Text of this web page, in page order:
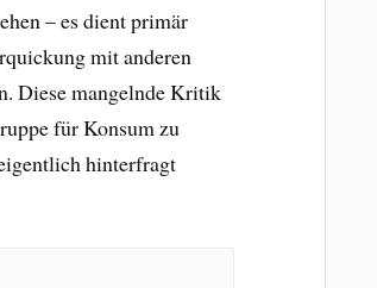
– es dient primär
mit anderen
Diese mangelnde Kritik
für Konsum zu
hinterfragt